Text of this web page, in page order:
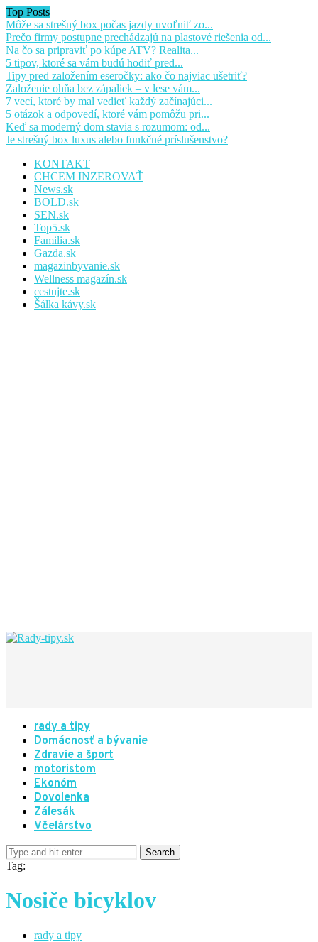
Top Posts
Môže sa strešný box počas jazdy uvoľniť zo...
Prečo firmy postupne prechádzajú na plastové riešenia od...
Na čo sa pripraviť po kúpe ATV? Realita...
5 tipov, ktoré sa vám budú hodiť pred...
Tipy pred založením eseročky: ako čo najviac ušetriť?
Založenie ohňa bez zápaliek – v lese vám...
7 vecí, ktoré by mal vedieť každý začínajúci...
5 otázok a odpovedí, ktoré vám pomôžu pri...
Keď sa moderný dom stavia s rozumom: od...
Je strešný box luxus alebo funkčné príslušenstvo?
KONTAKT
CHCEM INZEROVAŤ
News.sk
BOLD.sk
SEN.sk
Top5.sk
Familia.sk
Gazda.sk
magazinbyvanie.sk
Wellness magazín.sk
cestujte.sk
Šálka kávy.sk
rady a tipy
Domácnosť a bývanie
Zdravie a šport
motoristom
Ekonóm
Dovolenka
Zálesák
Včelárstvo
Tag:
Nosiče bicyklov
rady a tipy